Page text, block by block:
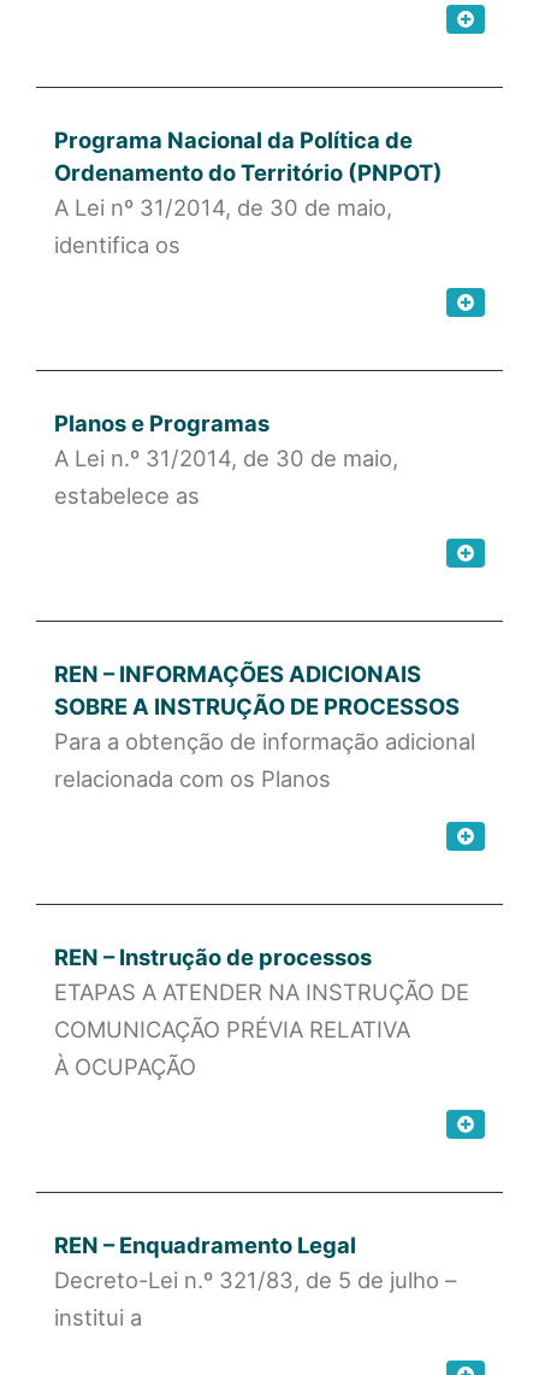
Programa Nacional da Política de
Ordenamento do Território (PNPOT)
A Lei nº 31/2014, de 30 de maio,
identifica os
Planos e Programas
A Lei n.º 31/2014, de 30 de maio,
estabelece as
REN – INFORMAÇÕES ADICIONAIS
SOBRE A INSTRUÇÃO DE PROCESSOS
Para a obtenção de informação adicional
relacionada com os Planos
REN – Instrução de processos
ETAPAS A ATENDER NA INSTRUÇÃO DE
COMUNICAÇÃO PRÉVIA RELATIVA
À OCUPAÇÃO
REN – Enquadramento Legal
Decreto-Lei n.º 321/83, de 5 de julho –
institui a